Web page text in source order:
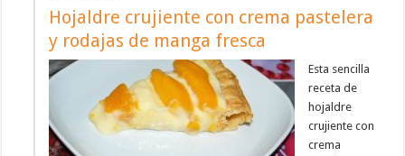
Hojaldre crujiente con crema pastelera
y rodajas de manga fresca
Esta sencilla
receta de
hojaldre
crujiente con
crema